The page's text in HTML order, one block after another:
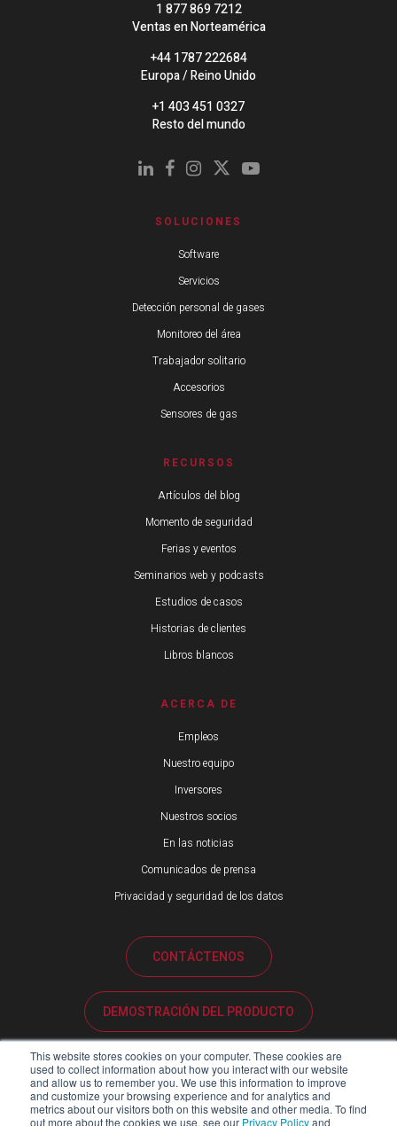
This website stores cookies on your computer. These cookies are
used to collect information about how you interact with our website
and allow us to remember you. We use this information to improve
and customize your browsing experience and for analytics and
metrics about our visitors both on this website and other media. To find
out more about the cookies we use, see our Privacy Policyand
1 877 869 7212
Ventas en Norteamérica
+44 1787 222684
Europa / Reino Unido
+1 403 451 0327
Resto del mundo
SOLUCIONES
Software
Servicios
Detección personal de gases
Monitoreo del área
Trabajador solitario
Accesorios
Sensores de gas
RECURSOS
Artículos del blog
Momento de seguridad
Ferias y eventos
Seminarios web y podcasts
Estudios de casos
Historias de clientes
Libros blancos
ACERCA DE
Empleos
Nuestro equipo
Inversores
Nuestros socios
En las noticias
Comunicados de prensa
Privacidad y seguridad de los datos
CONTÁCTENOS
DEMOSTRACIÓN DEL PRODUCTO
ATENCIÓN AL CLIENTE
PORTAL DE SOCIOS